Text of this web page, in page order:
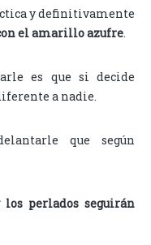
y definitivamente
el amarillo azufre.
es que si decide
a nadie.
que según
perlados seguirán